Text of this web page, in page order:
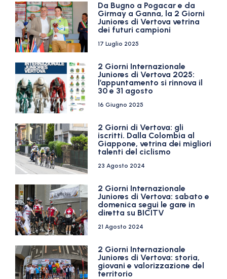
Da Bugno a Pogacar e da
Girmay a Ganna, la 2 Giorni
Juniores di Vertova vetrina
dei futuri campioni
17 Luglio 2025
2 Giorni Internazionale
Juniores di Vertova 2025:
l’appuntamento si rinnova il
30 e 31 agosto
16 Giugno 2025
2 Giorni di Vertova: gli
iscritti. Dalla Colombia al
Giappone, vetrina dei migliori
talenti del ciclismo
23 Agosto 2024
2 Giorni Internazionale
Juniores di Vertova: sabato e
domenica segui le gare in
diretta su BICITV
21 Agosto 2024
2 Giorni Internazionale
Juniores di Vertova: storia,
giovani e valorizzazione del
territorio